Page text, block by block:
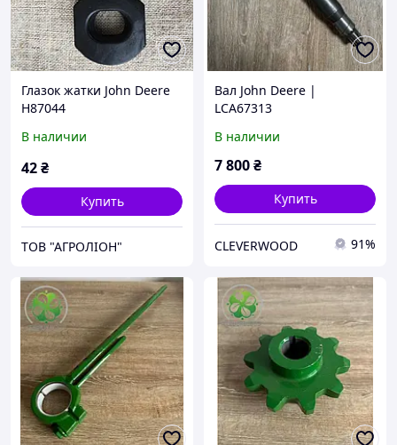
Глазок жатки John Deere
H87044
В наличии
42₴
Купить
ТОВ "АГРОЛІОН"
Вал John Deere |
LCA67313
В наличии
7 800₴
Купить
CLEVERWOOD 91%